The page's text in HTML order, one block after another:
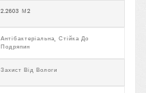
2.2603 М2
Антібактеріальна, Стійка До
Подряпин
Захист Від Вологи